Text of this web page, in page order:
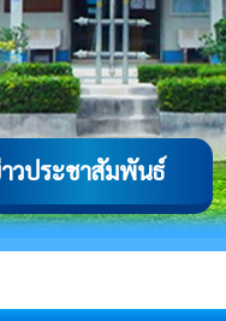
วประชาสัมพันธ์